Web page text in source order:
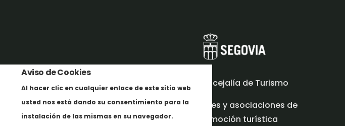
Aviso de Cookies
Al hacer clic en cualquier enlace de este sitio web
usted nos está dando su consentimiento para la
instalación de las mismas en su navegador.
Concejalía de Turismo
Redes y asociaciones de
promoción turística